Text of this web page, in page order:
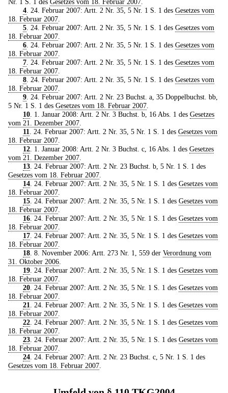
4. 24. Februar 2007: Artt. 2 Nr. 35, 5 Nr. 1 S. 1 des Gesetzes vom
18. Februar 2007
5. 24. Februar 2007: Artt. 2 Nr. 35, 5 Nr. 1 S. 1 des Gesetzes vom
18. Februar 2007
6. 24. Februar 2007: Artt. 2 Nr. 35, 5 Nr. 1 S. 1 des Gesetzes vom
18. Februar 2007
7. 24. Februar 2007: Artt. 2 Nr. 35, 5 Nr. 1 S. 1 des Gesetzes vom
18. Februar 2007
8. 24. Februar 2007: Artt. 2 Nr. 35, 5 Nr. 1 S. 1 des Gesetzes vom
18. Februar 2007
9. 24. Februar 2007: Artt. 2 Nr. 23 Buchst. a, 35 Doppelbuchst. bb,
5 Nr. 1 S. 1 des Gesetzes vom 18. Februar 2007
10. 1. Januar 2008: Artt. 2 Nr. 3 Buchst. b, 16 Abs. 1 des Gesetzes
vom 21. Dezember 2007
11
. 24. Februar 2007: Artt. 2 Nr. 35, 5 Nr. 1 S. 1 des Gesetzes vom
18. Februar 2007
12. 1. Januar 2008: Artt. 2 Nr. 3 Buchst. c, 16 Abs. 1 des Gesetzes
vom 21. Dezember 2007
13. 24. Februar 2007: Artt. 2 Nr. 23 Buchst. b, 5 Nr. 1 S. 1 des
Gesetzes vom 18. Februar 2007
14. 24. Februar 2007: Artt. 2 Nr. 35, 5 Nr. 1 S. 1 des Gesetzes vom
18. Februar 2007
15. 24. Februar 2007: Artt. 2 Nr. 35, 5 Nr. 1 S. 1 des Gesetzes vom
18. Februar 2007
16. 24. Februar 2007: Artt. 2 Nr. 35, 5 Nr. 1 S. 1 des Gesetzes vom
18. Februar 2007
17. 24. Februar 2007: Artt. 2 Nr. 35, 5 Nr. 1 S. 1 des Gesetzes vom
18. Februar 2007
18. 8. November 2006: Artt. 273 Nr. 1, 559 der Verordnung vom
31. Oktober 2006
19. 24. Februar 2007: Artt. 2 Nr. 35, 5 Nr. 1 S. 1 des Gesetzes vom
18. Februar 2007
20. 24. Februar 2007: Artt. 2 Nr. 35, 5 Nr. 1 S. 1 des Gesetzes vom
18. Februar 2007
21
. 24. Februar 2007: Artt. 2 Nr. 35, 5 Nr. 1 S. 1 des Gesetzes vom
18. Februar 2007
22. 24. Februar 2007: Artt. 2 Nr. 35, 5 Nr. 1 S. 1 des Gesetzes vom
18. Februar 2007
23. 24. Februar 2007: Artt. 2 Nr. 35, 5 Nr. 1 S. 1 des Gesetzes vom
18. Februar 2007
24. 24. Februar 2007: Artt. 2 Nr. 23 Buchst. c, 5 Nr. 1 S. 1 des
Gesetzes vom 18. Februar 2007